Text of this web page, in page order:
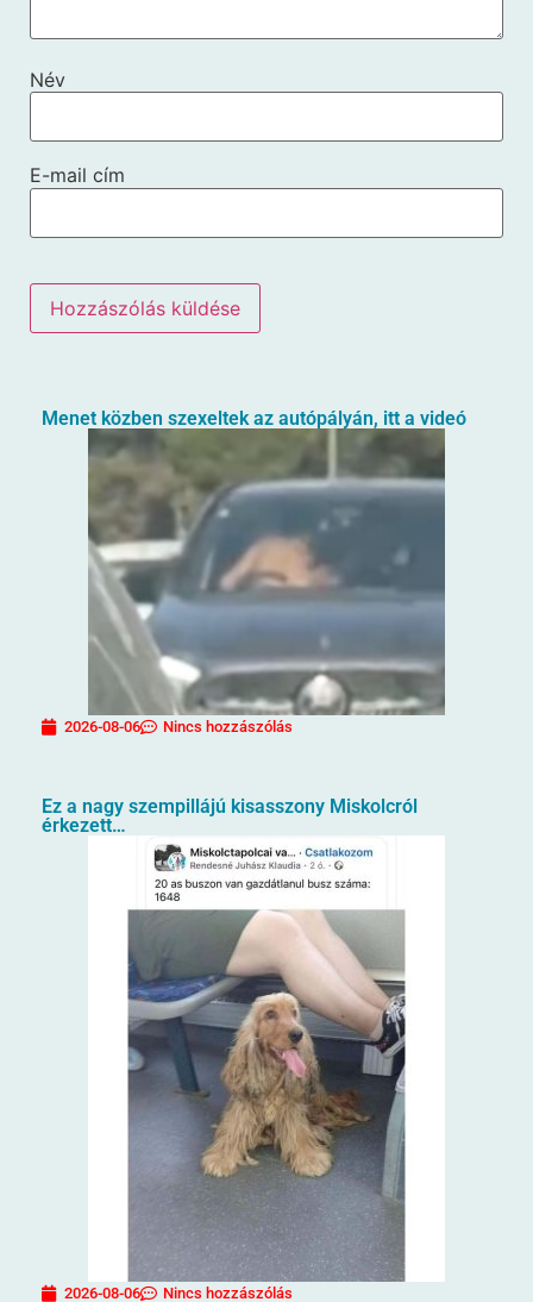
Név
E-mail cím
Menet közben szexeltek az autópályán, itt a videó
2026-08-06 Nincs hozzászólás
Ez a nagy szempillájú kisasszony Miskolcról
érkezett…
2026-08-06 Nincs hozzászólás